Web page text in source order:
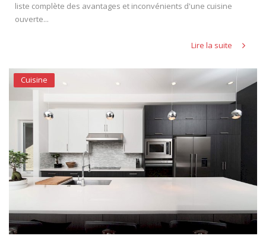
liste complète des avantages et inconvénients d'une cuisine
ouverte...
Lire la suite
Cuisine